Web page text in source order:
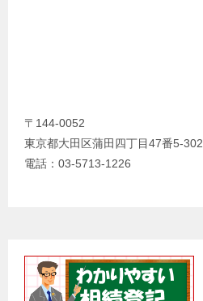
〒144-0052
東京都大田区蒲田四丁目47番5-302
電話：03-5713-1226